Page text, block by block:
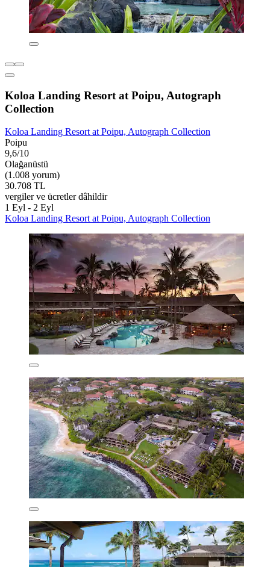
Koloa Landing Resort at Poipu, Autograph
Collection
Koloa Landing Resort at Poipu, Autograph Collection
Poipu
9,6/10
Olağanüstü
(1.008 yorum)
30.708 TL
vergiler ve ücretler dâhildir
1 Eyl - 2 Eyl
Koloa Landing Resort at Poipu, Autograph Collection